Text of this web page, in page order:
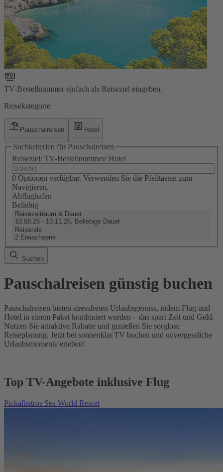
TV-Bestellnummer einfach als Reiseziel eingeben.
Reisekategorie
Pauschalreisen Hotel
Suchkriterien für Pauschalreisen
Reiseziel/ TV-Bestellnummer/ Hotel
0 Optionen verfügbar. Verwenden Sie die Pfeiltasten zum
Navigieren.
Abflughafen
Beliebig
Reisezeitraum & Dauer
10.08.26 - 10.11.26, Beliebige Dauer
Reisende
2 Erwachsene
Suchen
Pauschalreisen günstig buchen
Pauschalreisen bieten stressfreien Urlaubsgenuss, indem Flug und
Hotel in einem Paket kombiniert werden – das spart Zeit und Geld.
Nutzen Sie attraktive Rabatte und genießen Sie sorglose
Reiseplanung. Jetzt bei sonnenklar.TV buchen und unvergessliche
Urlaubsmomente erleben!
Top TV-Angebote inklusive Flug
Pickalbatros Sea World Resort